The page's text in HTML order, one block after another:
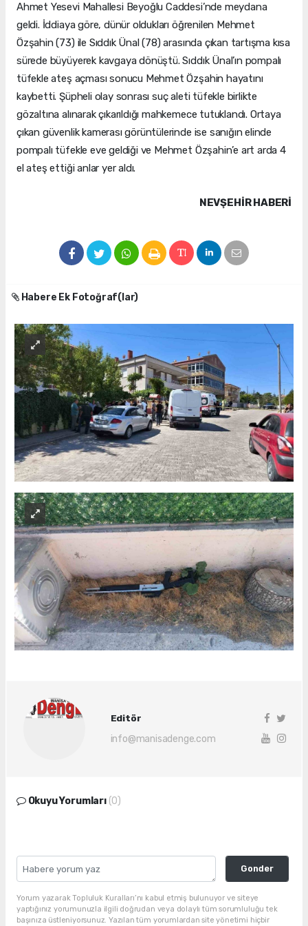
Ahmet Yesevi Mahallesi Beyoğlu Caddesi’nde meydana
geldi. İddiaya göre, dünür oldukları öğrenilen Mehmet
Özşahin (73) ile Sıddık Ünal (78) arasında çıkan tartışma kısa
sürede büyüyerek kavgaya dönüştü. Sıddık Ünal’ın pompalı
tüfekle ateş açması sonucu Mehmet Özşahin hayatını
kaybetti. Şüpheli olay sonrası suç aleti tüfekle birlikte
gözaltına alınarak çıkarıldığı mahkemece tutuklandı. Ortaya
çıkan güvenlik kamerası görüntülerinde ise sanığın elinde
pompalı tüfekle eve geldiği ve Mehmet Özşahin’e art arda 4
el ateş ettiği anlar yer aldı.
NEVŞEHIR HABERİ
Habere Ek Fotoğraf(lar)
Editör
info@manisadenge.com
Okuyu Yorumları (0)
Gonder
Yorum yazarak Topluluk Kuralları’nı kabul etmiş bulunuyor ve siteye
yaptığınız yorumunuzla ilgili doğrudan veya dolaylı tüm sorumluluğu tek
başınıza üstleniyorsunuz. Yazılan tüm yorumlardan site yönetimi hiçbir